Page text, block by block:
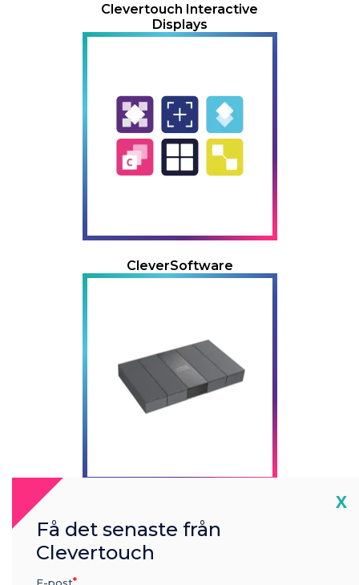
Clevertouch Interactive
Displays
CleverSoftware
X
Få det senaste från
Clevertouch
E-post